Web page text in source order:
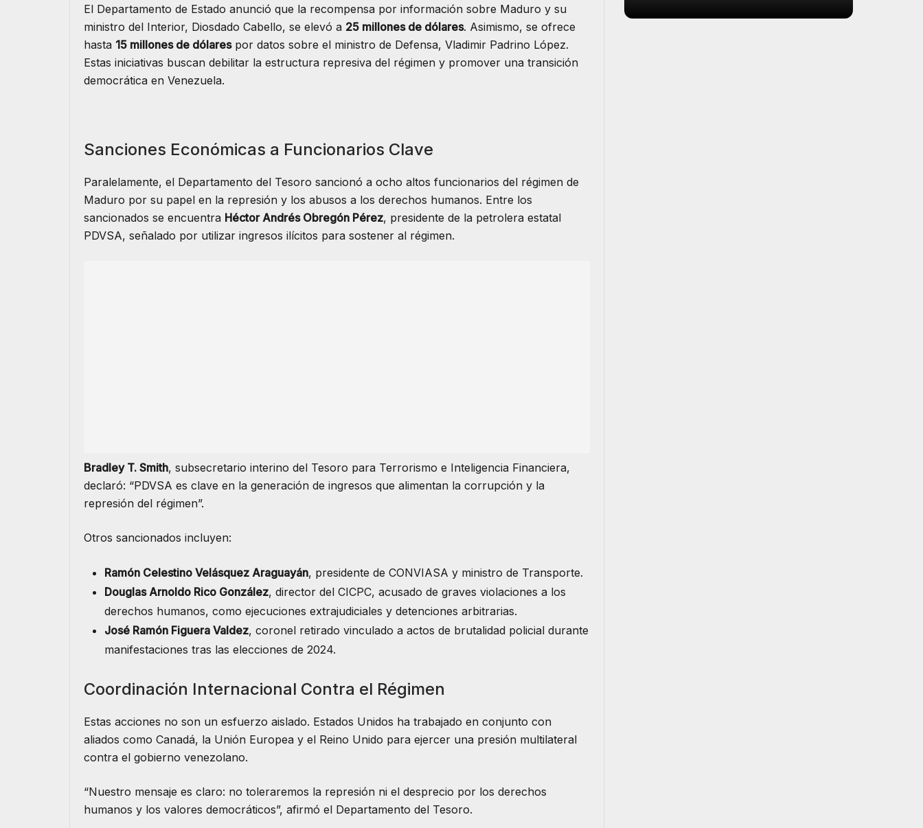
El Departamento de Estado anunció que la recompensa por información sobre Maduro y su
ministro del Interior, Diosdado Cabello, se elevó a 25 millones de dólares. Asimismo, se ofrece
hasta 15 millones de dólarespor datos sobre el ministro de Defensa, Vladimir Padrino López.
Estas iniciativas buscan debilitar la estructura represiva del régimen y promover una transición
democrática en Venezuela.
Sanciones Económicas a Funcionarios Clave
Paralelamente, el Departamento del Tesoro sancionó a ocho altos funcionarios del régimen de
Maduro por su papel en la represión y los abusos a los derechos humanos. Entre los
sancionados se encuentra Héctor Andrés Obregón Pérez, presidente de la petrolera estatal
PDVSA, señalado por utilizar ingresos ilícitos para sostener al régimen.
Bradley T. Smith, subsecretario interino del Tesoro para Terrorismo e Inteligencia Financiera,
declaró: “PDVSA es clave en la generación de ingresos que alimentan la corrupción y la
represión del régimen”.
Otros sancionados incluyen:
Ramón Celestino Velásquez Araguayán, presidente de CONVIASA y ministro de Transporte.
Douglas Arnoldo Rico González, director del CICPC, acusado de graves violaciones a los
derechos humanos, como ejecuciones extrajudiciales y detenciones arbitrarias.
José Ramón Figuera Valdez, coronel retirado vinculado a actos de brutalidad policial durante
manifestaciones tras las elecciones de 2024.
Coordinación Internacional Contra el Régimen
Estas acciones no son un esfuerzo aislado. Estados Unidos ha trabajado en conjunto con
aliados como Canadá, la Unión Europea y el Reino Unido para ejercer una presión multilateral
contra el gobierno venezolano.
“Nuestro mensaje es claro: no toleraremos la represión ni el desprecio por los derechos
humanos y los valores democráticos”, afirmó el Departamento del Tesoro.